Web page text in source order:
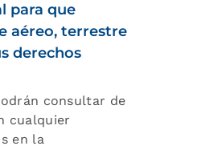
para que
aéreo, terrestre
derechos
consultar de
cualquier
en la